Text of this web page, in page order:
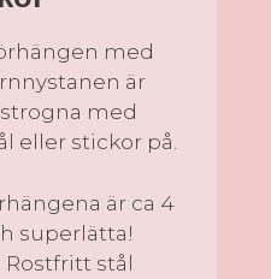
med
är
med
eller stickor på.
är ca 4
superlätta!
: Rostfritt stål